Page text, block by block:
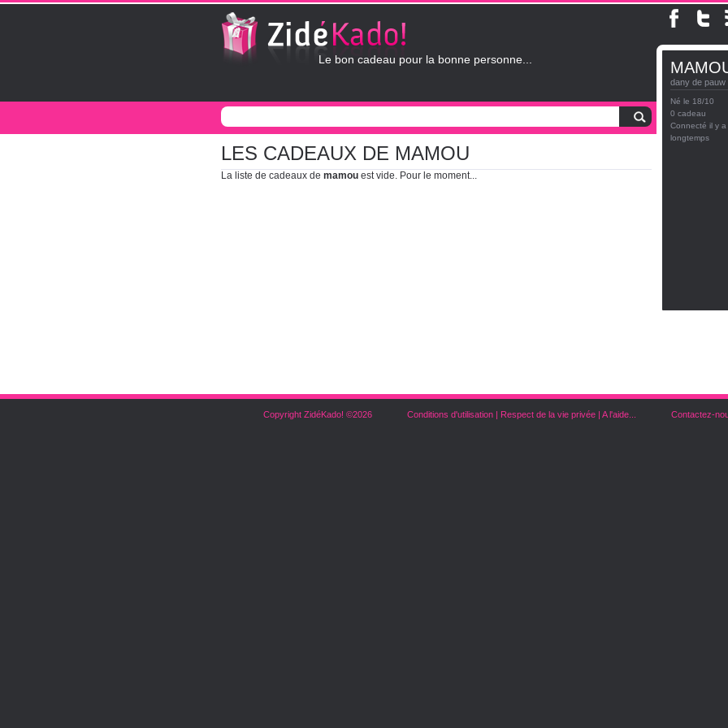
Le bon cadeau pour la bonne personne...
LES CADEAUX DE MAMOU
La liste de cadeaux de mamou est vide. Pour le moment...
dany de pauw
Né le 18/10
0 cadeau
Connecté il y a
longtemps
Copyright ZidéKado! ©2026 Conditions d'utilisation | Respect de la vie privée | A l'aide... Contactez-